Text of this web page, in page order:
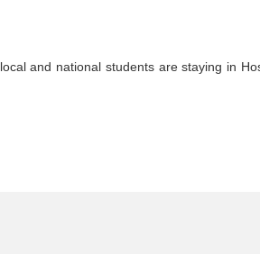
and national students are staying in